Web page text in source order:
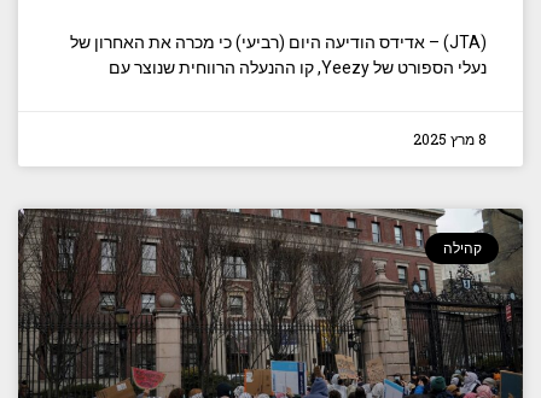
(JTA) – אדידס הודיעה היום (רביעי) כי מכרה את האחרון של
נעלי הספורט של Yeezy, קו ההנעלה הרווחית שנוצר עם
8 מרץ 2025
קהילה